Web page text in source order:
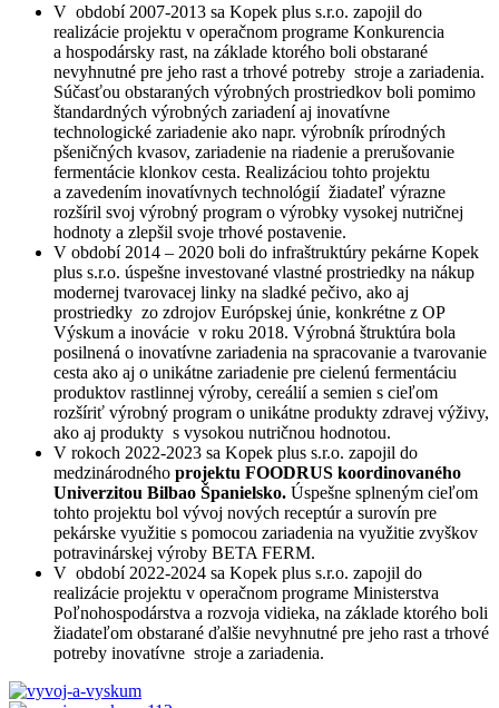
V období 2007-2013 sa Kopek plus s.r.o. zapojil do
realizácie projektu v operačnom programe Konkurencia
a hospodársky rast, na základe ktorého boli obstarané
nevyhnutné pre jeho rast a trhové potreby stroje a zariadenia.
Súčasťou obstaraných výrobných prostriedkov boli pomimo
štandardných výrobných zariadení aj inovatívne
technologické zariadenie ako napr. výrobník prírodných
pšeničných kvasov, zariadenie na riadenie a prerušovanie
fermentácie klonkov cesta. Realizáciou tohto projektu
a zavedením inovatívnych technológií žiadateľ výrazne
rozšíril svoj výrobný program o výrobky vysokej nutričnej
hodnoty a zlepšil svoje trhové postavenie.
V období 2014 – 2020 boli do infraštruktúry pekárne Kopek
plus s.r.o. úspešne investované vlastné prostriedky na nákup
modernej tvarovacej linky na sladké pečivo, ako aj
prostriedky zo zdrojov Európskej únie, konkrétne z OP
Výskum a inovácie v roku 2018. Výrobná štruktúra bola
posilnená o inovatívne zariadenia na spracovanie a tvarovanie
cesta ako aj o unikátne zariadenie pre cielenú fermentáciu
produktov rastlinnej výroby, cereálií a semien s cieľom
rozšíriť výrobný program o unikátne produkty zdravej výživy,
ako aj produkty s vysokou nutričnou hodnotou.
V rokoch 2022-2023 sa Kopek plus s.r.o. zapojil do
medzinárodného projektu FOODRUS koordinovaného
Univerzitou Bilbao Španielsko. Úspešne splneným cieľom
tohto projektu bol vývoj nových receptúr a surovín pre
pekárske využitie s pomocou zariadenia na využitie zvyškov
potravinárskej výroby BETA FERM.
V období 2022-2024 sa Kopek plus s.r.o. zapojil do
realizácie projektu v operačnom programe Ministerstva
Poľnohospodárstva a rozvoja vidieka, na základe ktorého boli
žiadateľom obstarané ďalšie nevyhnutné pre jeho rast a trhové
potreby inovatívne stroje a zariadenia.